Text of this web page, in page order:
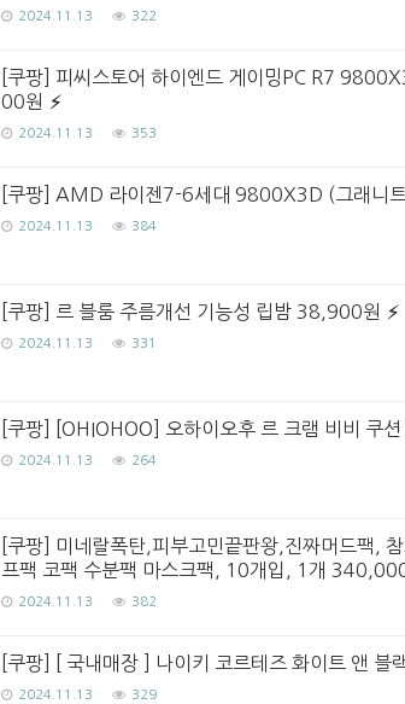
2024.11.13 322
[쿠팡] 피씨스토어 하이엔드 게이밍PC R7
00원
2024.11.13 353
[쿠팡] AMD 라이젠7-6세대 9800X3D (그래니
2024.11.13 384
[쿠팡] 르 블룸 주름개선 기능성 립밤 38,900원
2024.11.13 331
[쿠팡] [OHIOHOO] 오하이오후 르 크램 비비 쿠
2024.11.13 264
[쿠팡] 미네랄폭탄,피부고민끝판왕,진짜머드팩,
프팩 코팩 수분팩 마스크팩, 10개입, 1개
2024.11.13 382
[쿠팡] [ 국내매장 ] 나이키 코르테즈 화이트 앤
2024.11.13 329